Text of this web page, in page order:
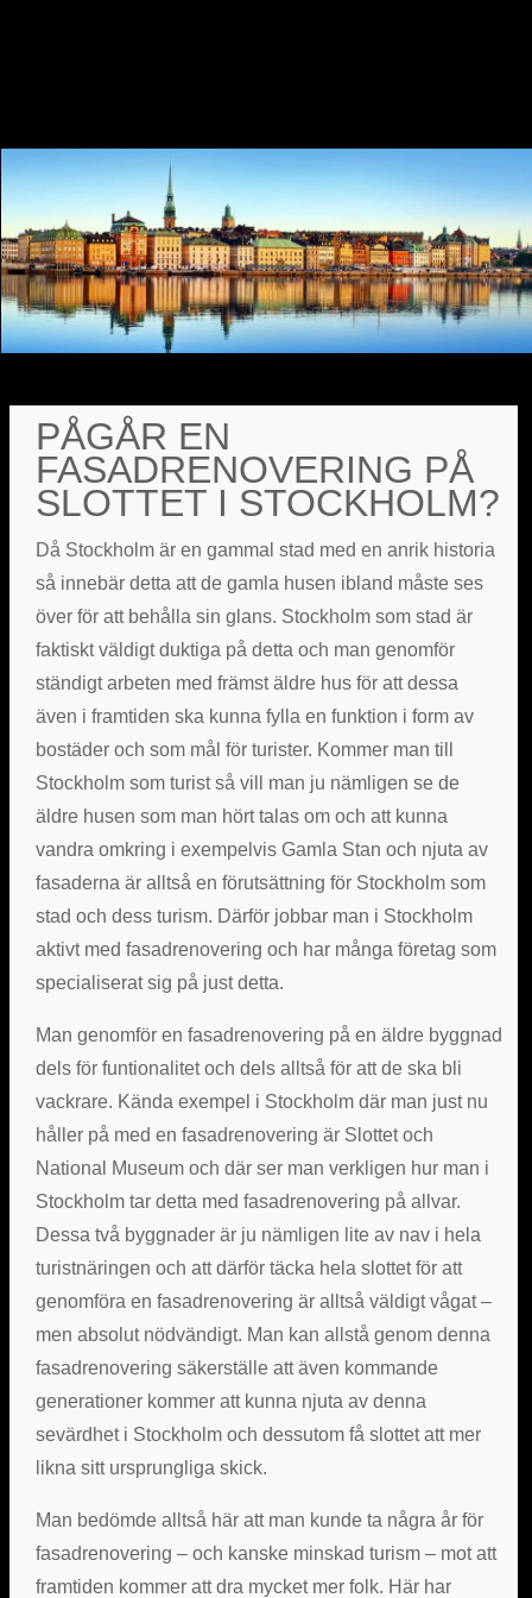
PÅGÅR EN
FASADRENOVERING PÅ
SLOTTET I STOCKHOLM?
Då Stockholm är en gammal stad med en anrik historia
så innebär detta att de gamla husen ibland måste ses
över för att behålla sin glans. Stockholm som stad är
faktiskt väldigt duktiga på detta och man genomför
ständigt arbeten med främst äldre hus för att dessa
även i framtiden ska kunna fylla en funktion i form av
bostäder och som mål för turister. Kommer man till
Stockholm som turist så vill man ju nämligen se de
äldre husen som man hört talas om och att kunna
vandra omkring i exempelvis Gamla Stan och njuta av
fasaderna är alltså en förutsättning för Stockholm som
stad och dess turism. Därför jobbar man i Stockholm
aktivt med fasadrenovering och har många företag som
specialiserat sig på just detta.
Man genomför en fasadrenovering på en äldre byggnad
dels för funtionalitet och dels alltså för att de ska bli
vackrare. Kända exempel i Stockholm där man just nu
håller på med en fasadrenovering är Slottet och
National Museum och där ser man verkligen hur man i
Stockholm tar detta med fasadrenovering på allvar.
Dessa två byggnader är ju nämligen lite av nav i hela
turistnäringen och att därför täcka hela slottet för att
genomföra en fasadrenovering är alltså väldigt vågat –
men absolut nödvändigt. Man kan allstå genom denna
fasadrenovering säkerställe att även kommande
generationer kommer att kunna njuta av denna
sevärdhet i Stockholm och dessutom få slottet att mer
likna sitt ursprungliga skick.
Man bedömde alltså här att man kunde ta några år för
fasadrenovering – och kanske minskad turism – mot att
framtiden kommer att dra mycket mer folk. Här har